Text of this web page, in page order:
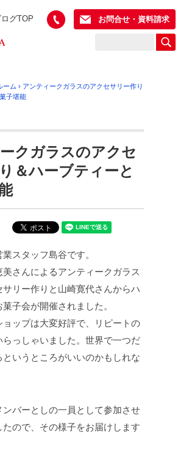
ログTOP お問合せ・資料請求
ーム › アンティークガラスのアクセサリー作り
子堪能
クガラスのアクセ
＆ハーブティーと
スタッフ島谷です。
美さんによるアンティークガラス
サリー作りと山崎寛代さんからハ
子会が開催されました。
ップは大変好評で、リピートの
らっしゃいました。世界で一つだ
というところがいいのかもしれな
バーとしの一員として参加させ
ので、その様子をお届けします